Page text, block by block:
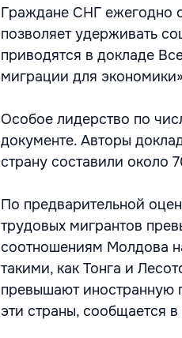
Граждане СНГ ежегодно
позволяет удерживать
приводятся в докладе
миграции для
Особое лидерство по
документе. Авторы
страну составили около
По предварительной
трудовых мигрантов
соотношениям Молдова
такими, как Тонга и
превышают иностранную
эти страны, сообщается